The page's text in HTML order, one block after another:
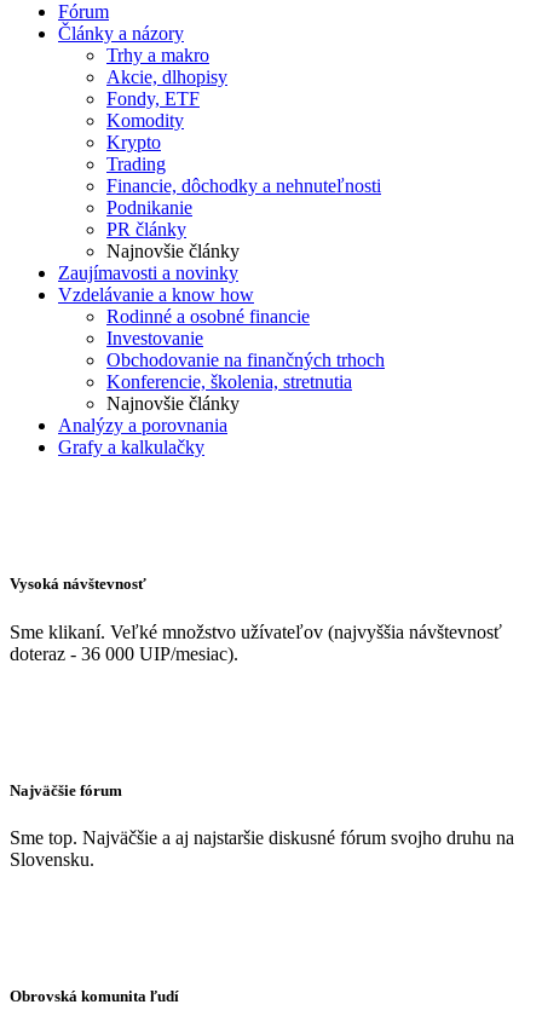
Fórum
Články a názory
Trhy a makro
Akcie, dlhopisy
Fondy, ETF
Komodity
Krypto
Trading
Financie, dôchodky a nehnuteľnosti
Podnikanie
PR články
Najnovšie články
Zaujímavosti a novinky
Vzdelávanie a know how
Rodinné a osobné financie
Investovanie
Obchodovanie na finančných trhoch
Konferencie, školenia, stretnutia
Najnovšie články
Analýzy a porovnania
Grafy a kalkulačky
Vysoká návštevnosť
Sme klikaní. Veľké množstvo užívateľov (najvyššia návštevnosť
doteraz - 36 000 UIP/mesiac).
Najväčšie fórum
Sme top. Najväčšie a aj najstaršie diskusné fórum svojho druhu na
Slovensku.
Obrovská komunita ľudí